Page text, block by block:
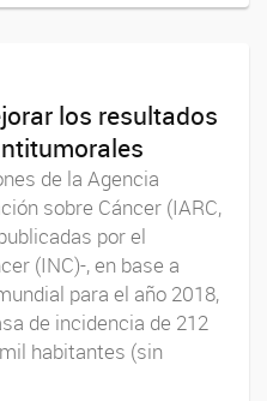
los resultados
de la Agencia
sobre Cáncer (IARC,
por el
(INC)-, en base a
para el año 2018,
de incidencia de 212
habitantes (sin